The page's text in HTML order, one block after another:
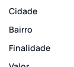
Cidade
Bairro
Finalidade